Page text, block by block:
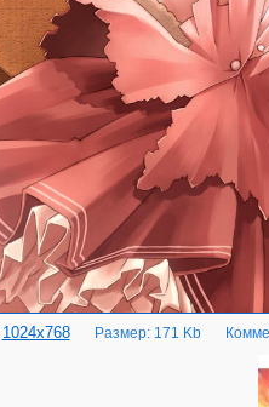
1024x768 Размер: 171 Kb